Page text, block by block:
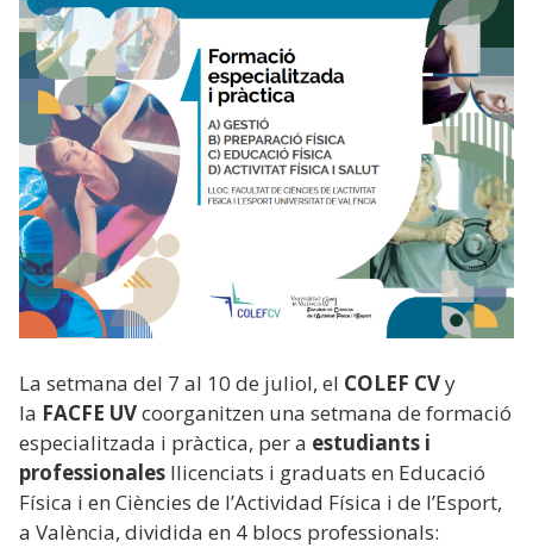
La setmana del 7 al 10 de juliol, el COLEF CVy
la FACFE UVcoorganitzen una setmana de formació
especialitzada i pràctica, per a estudiants i
professionales llicenciats i graduats en Educació
Física i en Ciències de l’Actividad Física i de l’Esport,
a València, dividida en 4 blocs professionals: